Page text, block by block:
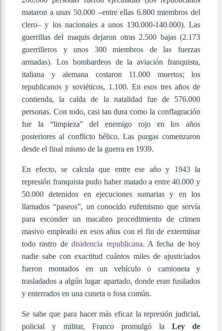
mataron a unas 50.000 –entre ellas 6.800 miembros del
clero– y los nacionales a unos 130.000-140.000). Las
guerrillas del maquis dejaron otras 2.500 bajas (2.173
guerrilleros y unos 300 miembros de las fuerzas
armadas). Los bombardeos de la aviación franquista,
italiana y alemana costaron 11.000 muertos; los
republicanos y soviéticos, 1.100. En esos tres años de
contienda, la caída de la natalidad fue de 576.000
personas. Con todo, casi tan dura como la conflagración
fue la “limpieza” del enemigo rojo en los años
posteriores al conflicto bélico. Las purgas comenzaron
desde el final mismo de la guerra en 1939.
En efecto, se calcula que entre ese año y 1943 la
represión franquista pudo haber matado a entre 40.000 y
50.000 detenidos en ejecuciones sumarias y en los
llamados “paseos”, un conocido eufemismo que servía
para esconder un macabro procedimiento de crimen
masivo empleado en esos años con el fin de exterminar
todo rastro dedisidencia republicana. A fecha de hoy
nadie sabe con exactitud cuántos miles de ajusticiados
fueron montados en un vehículo o camioneta y
trasladados a algún lugar apartado, donde eran fusilados
y enterrados en una cuneta o fosa común.
Se sabe que para hacer más eficaz la represión judicial,
policial y militar, Franco promulgó la Ley de